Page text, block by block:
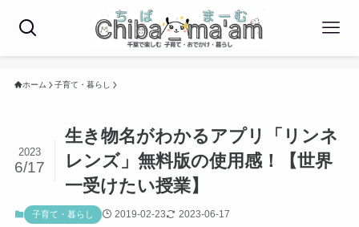
ホーム 子育て・暮らし
生き物名がわかるアプリ「リンネ
レンズ」無料版の使用感！【世界
一受けたい授業】
2023
6/17
子育て・暮らし 2019-02-23 2023-06-17